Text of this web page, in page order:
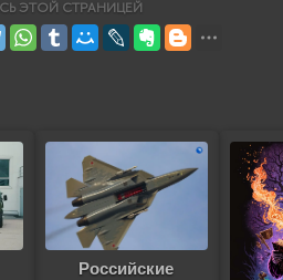
ЭТОЙ СТРАНИЦЕЙ
Российские